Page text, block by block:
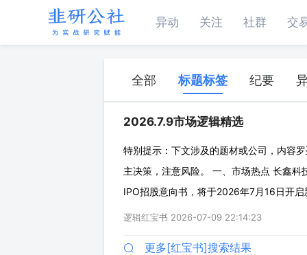
异动 关注 社群 交
全部 标题标签 纪要
2026.7.9市场逻辑精选
特别提示：下文涉及的题材或公司，内容
主决策，注意风险。 一、市场热点 长鑫
IPO招股意向书，将于2026年7月16日开
净利润500-570亿，扣非归母净利润520-
逻辑红宝书 2026-07-09 22:14:23
更多[红宝书]搜索结果